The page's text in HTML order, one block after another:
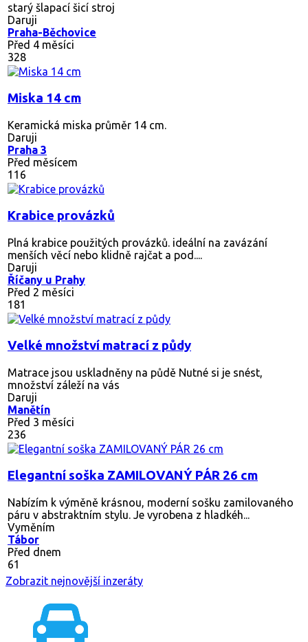
starý šlapací šicí stroj
Daruji
Praha-Běchovice
Před 4 měsíci
328
Miska 14 cm
Keramická miska průměr 14 cm.
Daruji
Praha 3
Před měsícem
116
Krabice provázků
Plná krabice použitých provázků. ideální na zavázání
menších věcí nebo klidně rajčat a pod....
Daruji
Říčany u Prahy
Před 2 měsíci
181
Velké množství matrací z půdy
Matrace jsou uskladněny na půdě Nutné si je snést,
množství záleží na vás
Daruji
Manětín
Před 3 měsíci
236
Elegantní soška ZAMILOVANÝ PÁR 26 cm
Nabízím k výměně krásnou, moderní sošku zamilovaného
páru v abstraktním stylu. Je vyrobena z hladkéh...
Vyměním
Tábor
Před dnem
61
Zobrazit nejnovější inzeráty